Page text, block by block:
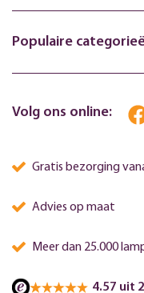
Populaire
Volg ons online:
Gratis bezorging
Advies op maat
Meer dan 25.000
4.57 uit